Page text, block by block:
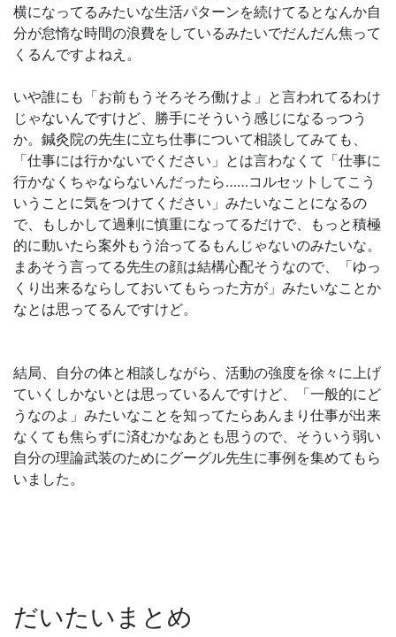
横になってるみたいな生活パターンを続けてるとなんか自
分が怠惰な時間の浪費をしているみたいでだんだん焦って
くるんですよねえ。
いや誰にも「お前もうそろそろ働けよ」と言われてるわけ
じゃないんですけど、勝手にそういう感じになるっつう
か。鍼灸院の先生に立ち仕事について相談してみても、
「仕事には行かないでください」とは言わなくて「仕事に
行かなくちゃならないんだったら……コルセットしてこう
いうことに気をつけてください」みたいなことになるの
で、もしかして過剰に慎重になってるだけで、もっと積極
的に動いたら案外もう治ってるもんじゃないのみたいな。
まあそう言ってる先生の顔は結構心配そうなので、「ゆっ
くり出来るならしておいてもらった方が」みたいなことか
なとは思ってるんですけど。
結局、自分の体と相談しながら、活動の強度を徐々に上げ
ていくしかないとは思っているんですけど、「一般的にど
うなのよ」みたいなことを知ってたらあんまり仕事が出来
なくても焦らずに済むかなあとも思うので、そういう弱い
自分の理論武装のためにグーグル先生に事例を集めてもら
いました。
だいたいまとめ